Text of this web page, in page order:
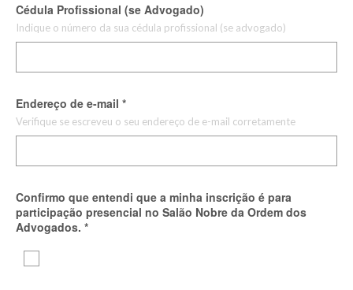
Cédula Profissional (se Advogado)
Indique o número da sua cédula profissional (se advogado)
Endereço de e-mail *
Verifique se escreveu o seu endereço de e-mail corretamente
Confirmo que entendi que a minha inscrição é para
participação presencial no Salão Nobre da Ordem dos
Advogados. *